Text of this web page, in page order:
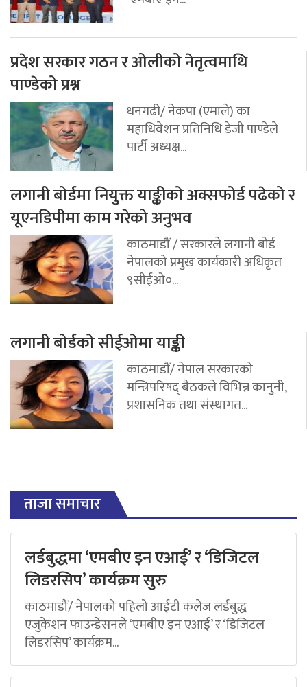
प्रदेश सरकार गठन र ओलीको नेतृत्वमाथि
पाण्डेको प्रश्न
धनगढी/ नेकपा (एमाले) का
महाधिवेशन प्रतिनिधि डेजी पाण्डेले
पार्टी अध्यक्ष...
लगानी बोर्डमा नियुक्त याङ्कीको अक्सफोर्ड पढेको र
यूएनडिपीमा काम गरेको अनुभव
काठमाडौं / सरकारले लगानी बोर्ड
नेपालको प्रमुख कार्यकारी अधिकृत
९सीईओ०...
लगानी बोर्डको सीईओमा याङ्की
काठमाडौं/ नेपाल सरकारको
मन्त्रिपरिषद् बैठकले विभिन्न कानुनी,
प्रशासनिक तथा संस्थागत...
ताजा समाचार
लर्डबुद्धमा ‘एमबीए इन एआई’ र ‘डिजिटल
लिडरसिप’ कार्यक्रम सुरु
काठमाडौं/ नेपालको पहिलो आईटी कलेज लर्डबुद्ध
एजुकेशन फाउन्डेसनले ‘एमबीए इन एआई’ र ‘डिजिटल
लिडरसिप’ कार्यक्रम...